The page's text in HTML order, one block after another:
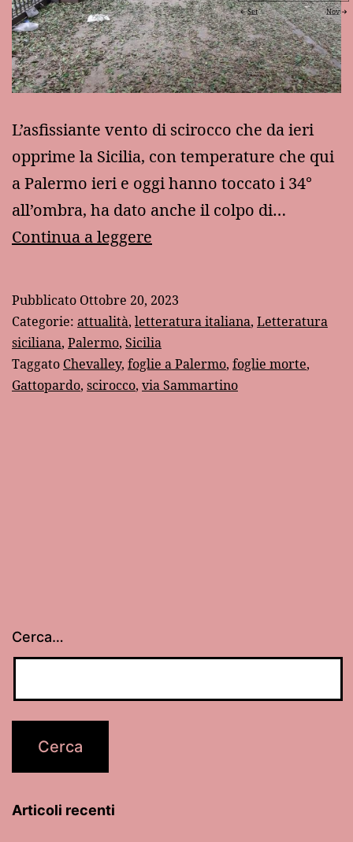
L’asfissiante vento di scirocco che da ieri
opprime la Sicilia, con temperature che qui
a Palermo ieri e oggi hanno toccato i 34°
all’ombra, ha dato anche il colpo di…
Continua a leggere
foglie,
gli
scivoloni
e
Pubblicato Ottobre 20, 2023
Categorie: attualità, letteratura italiana, Letteratura
siciliana, Palermo, Sicilia
Taggato Chevalley, foglie a Palermo, foglie morte,
Gattopardo, scirocco, via Sammartino
Cerca…
Articoli recenti
Set Nov